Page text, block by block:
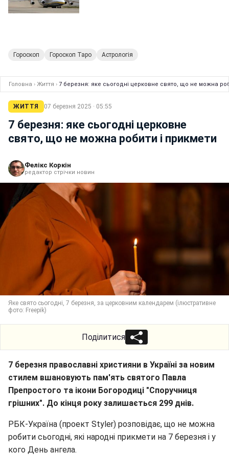
Гороскоп Гороскоп Таро Астрологія
Головна › Життя › 7 березня: яке сьогодні церковне свято, що не можна
ЖИТТЯ 07 березня 2025 · 05:55
7 березня: яке сьогодні церковне
свято, що не можна робити і прикмети
Фелікс Коркін
редактор стрічки новин
Яке свято сьогодні, 7 березня, за церковним календарем (ілюстративне
фото: Freepik)
Поділитися
7 березня православні християни в Україні за новим
стилем вшановують пам'ять святого Павла
Препростого та ікони Богородиці "Споручниця
грішних". До кінця року залишається 299 днів.
РБК-Україна (проект Styler) розповідає, що не можна
робити сьогодні, які народні прикмети на 7 березня і у
кого День ангела.